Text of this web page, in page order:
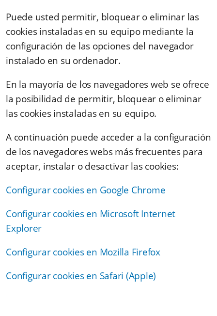
Puede usted permitir, bloquear o eliminar las
cookies instaladas en su equipo mediante la
configuración de las opciones del navegador
instalado en su ordenador.
En la mayoría de los navegadores web se ofrece
la posibilidad de permitir, bloquear o eliminar
las cookies instaladas en su equipo.
A continuación puede acceder a la configuración
de los navegadores webs más frecuentes para
aceptar, instalar o desactivar las cookies:
Configurar cookies en Google Chrome
Configurar cookies en Microsoft Internet
Explorer
Configurar cookies en Mozilla Firefox
Configurar cookies en Safari (Apple)